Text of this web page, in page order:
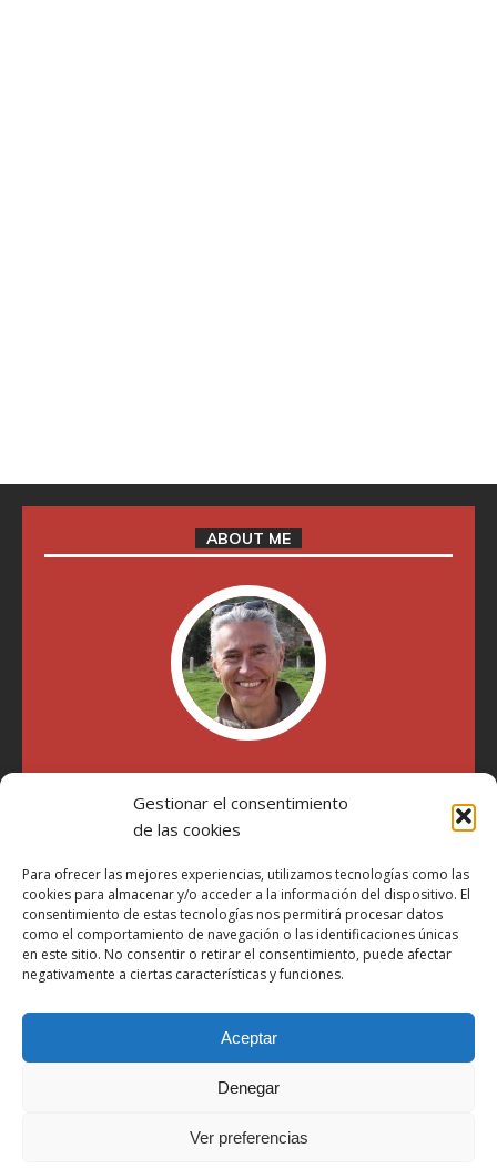
Gestionar el consentimiento
de las cookies
Para ofrecer las mejores experiencias, utilizamos tecnologías como las
cookies para almacenar y/o acceder a la información del dispositivo. El
consentimiento de estas tecnologías nos permitirá procesar datos
como el comportamiento de navegación o las identificaciones únicas
en este sitio. No consentir o retirar el consentimiento, puede afectar
negativamente a ciertas características y funciones.
Aceptar
Denegar
Ver preferencias
ABOUT ME
"Soy Manel Hospido, nací en Valencia en 1969 y desde el
año 2007 he escrito sobre motos en distintos medios.
Millatrece.com es una apuesta por escribir sobre lo que me
participa"
Aviso Legal
Política de Privacidad
Más Información sobre Cookies